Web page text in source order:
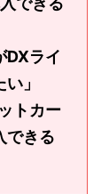
DXライ
」
トカー
できる